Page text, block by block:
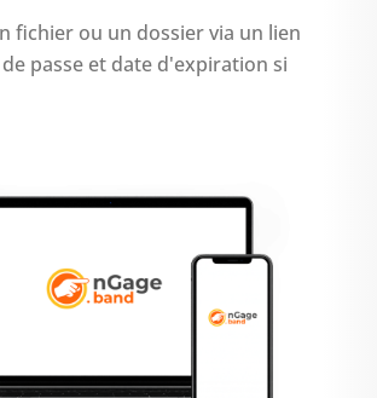
fichier ou un dossier via un lien
passe et date d'expiration si